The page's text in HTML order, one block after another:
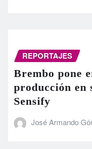
REPORTAJES
Brembo pone
producción en
Sensify
José Armando